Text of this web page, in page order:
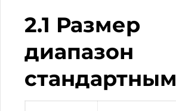
2.1 Размер
диапазон
стандартным